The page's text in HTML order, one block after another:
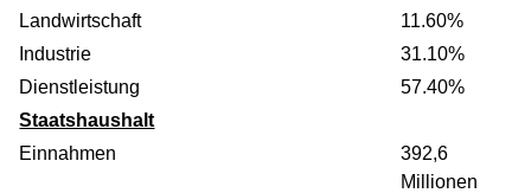
Landwirtschaft
11.60%
Industrie
31.10%
Dienstleistung
57.40%
Staatshaushalt
Einnahmen
392,6
Millionen